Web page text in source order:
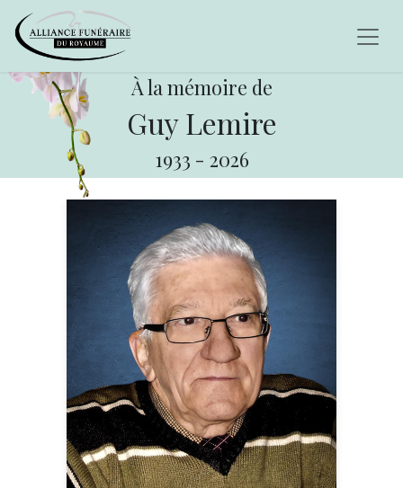
À la mémoire de
Guy Lemire
1933 - 2026